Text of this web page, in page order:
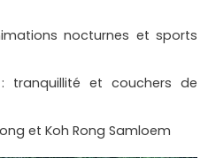
nocturnes et sports
tranquillité et couchers de
et Koh Rong Samloem